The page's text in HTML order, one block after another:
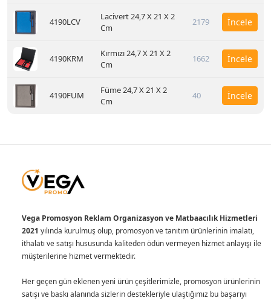
4190LCV
Lacivert 24,7 X 21 X 2
Cm
2179 İncele
4190KRM
Kırmızı 24,7 X 21 X 2
Cm
1662 İncele
4190FUM
Füme 24,7 X 21 X 2
Cm
40 İncele
Vega Promosyon Reklam Organizasyon ve Matbaacılık Hizmetleri
2021 yılında kurulmuş olup, promosyon ve tanıtım ürünlerinin imalatı,
ithalatı ve satışı hususunda kaliteden ödün vermeyen hizmet anlayışı ile
müşterilerine hizmet vermektedir.
Her geçen gün eklenen yeni ürün çeşitlerimizle, promosyon ürünlerinin
satışı ve baskı alanında sizlerin destekleriyle ulaştığımız bu başarıyı